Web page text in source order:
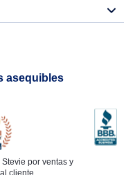
asequibles
Stevie por ventas y